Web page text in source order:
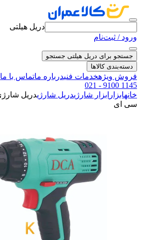
دریل هیلتی
ورود / ثبت‌نام
جستجو برای دریل هیلتی جستجو
دسته‌بندی کالاها
فروش ویژهخدمات فنیدرباره ماتماس با ما
021 - 9100 1145
خانهابزار ابزار شارژیدریل شارژی
سی ای